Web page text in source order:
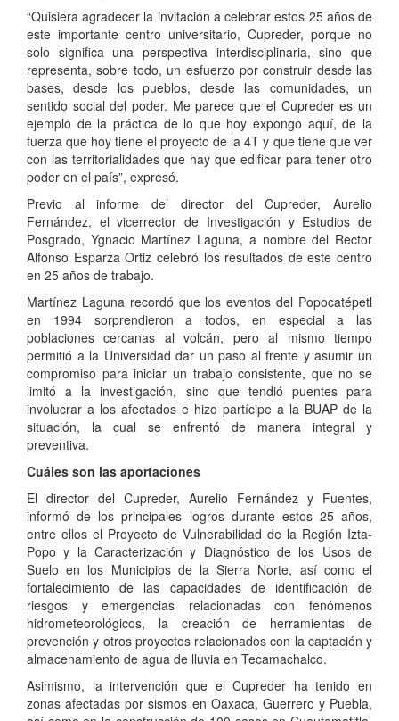
“Quisiera agradecer la invitación a celebrar estos 25 años de
este importante centro universitario, Cupreder, porque no
solo significa una perspectiva interdisciplinaria, sino que
representa, sobre todo, un esfuerzo por construir desde las
bases, desde los pueblos, desde las comunidades, un
sentido social del poder. Me parece que el Cupreder es un
ejemplo de la práctica de lo que hoy expongo aquí, de la
fuerza que hoy tiene el proyecto de la 4T y que tiene que ver
con las territorialidades que hay que edificar para tener otro
poder en el país”, expresó.
Previo al informe del director del Cupreder, Aurelio
Fernández, el vicerrector de Investigación y Estudios de
Posgrado, Ygnacio Martínez Laguna, a nombre del Rector
Alfonso Esparza Ortiz celebró los resultados de este centro
en 25 años de trabajo.
Martínez Laguna recordó que los eventos del Popocatépetl
en 1994 sorprendieron a todos, en especial a las
poblaciones cercanas al volcán, pero al mismo tiempo
permitió a la Universidad dar un paso al frente y asumir un
compromiso para iniciar un trabajo consistente, que no se
limitó a la investigación, sino que tendió puentes para
involucrar a los afectados e hizo partícipe a la BUAP de la
situación, la cual se enfrentó de manera integral y
preventiva.
Cuáles son las aportaciones
El director del Cupreder, Aurelio Fernández y Fuentes,
informó de los principales logros durante estos 25 años,
entre ellos el Proyecto de Vulnerabilidad de la Región Izta-
Popo y la Caracterización y Diagnóstico de los Usos de
Suelo en los Municipios de la Sierra Norte, así como el
fortalecimiento de las capacidades de identificación de
riesgos y emergencias relacionadas con fenómenos
hidrometeorológicos, la creación de herramientas de
prevención y otros proyectos relacionados con la captación y
almacenamiento de agua de lluvia en Tecamachalco.
Asimismo, la intervención que el Cupreder ha tenido en
zonas afectadas por sismos en Oaxaca, Guerrero y Puebla,